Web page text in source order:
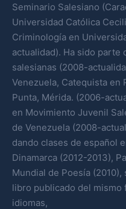
Seminario Salesiano
Universidad Católica
Criminología en
actualidad). Ha sido parte
salesianas (2008-
Venezuela, Catequista en
Punta, Mérida. (2006-
en Movimiento Juvenil
de Venezuela (2008-
dando clases de español
Dinamarca (2012-2013),
Mundial de Poesía
libro publicado del mismo
idiomas,